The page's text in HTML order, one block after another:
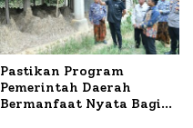
Pastikan Program
Pemerintah Daerah
Bermanfaat Nyata Bagi